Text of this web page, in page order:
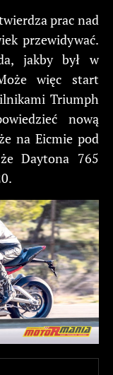
prac nad
przewidywać.
jakby był w
więc start
Triumph
nową
na Eicmie pod
Daytona 765